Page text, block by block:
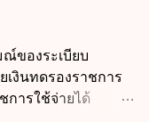
ถานศึกษายังมิไ...
ารศึกษา ค. กิจการ
ราชบัญญัติคุ้มครอง
ใช้บังคับตั้งแต่วัน
ข. 27 พฤษภาคม
ณ์ของระเบียบ
เงินทดรองราชการ
การใช้จ่ายได้